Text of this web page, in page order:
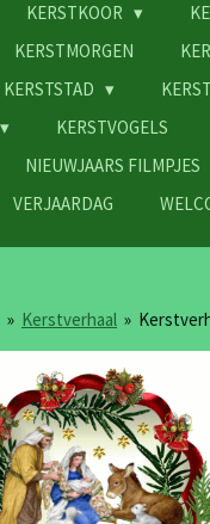
KERSTKOOR
KERSTMORGEN
KERSTSTAD
KERSTVOGELS
NIEUWJAARS FILMPJES
VERJAARDAG
» Kerstverhaal »